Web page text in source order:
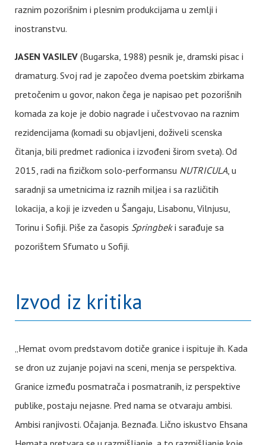
raznim pozorišnim i plesnim produkcijama u zemlji i
inostranstvu.
JASEN VASILEV (Bugarska, 1988) pesnik je, dramski pisac i
dramaturg. Svoj rad je započeo dvema poetskim zbirkama
pretočenim u govor, nakon čega je napisao pet pozorišnih
komada za koje je dobio nagrade i učestvovao na raznim
rezidencijama (komadi su objavljeni, doživeli scenska
čitanja, bili predmet radionica i izvođeni širom sveta). Od
2015, radi na fizičkom solo-performansu NUTRICULA, u
saradnji sa umetnicima iz raznih miljea i sa različitih
lokacija, a koji je izveden u Šangaju, Lisabonu, Vilnjusu,
Torinu i Sofiji. Piše za časopis Springbeki sarađuje sa
pozorištem Sfumato u Sofiji.
Izvod iz kritika
„Hemat ovom predstavom dotiče granice i ispituje ih. Kada
se dron uz zujanje pojavi na sceni, menja se perspektiva.
Granice između posmatrača i posmatranih, iz perspektive
publike, postaju nejasne. Pred nama se otvaraju ambisi.
Ambisi ranjivosti. Očajanja. Beznađa. Lično iskustvo Ehsana